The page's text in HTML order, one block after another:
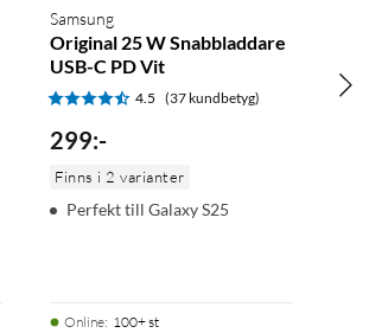
Samsung
Original 25 W Snabbladdare
USB-C PD Vit
4.5 (37 kundbetyg)
299:-
Finns i 2 varianter
Perfekt till Galaxy S25
Online: 100+ st